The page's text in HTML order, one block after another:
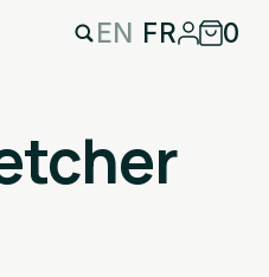
EN FR 0